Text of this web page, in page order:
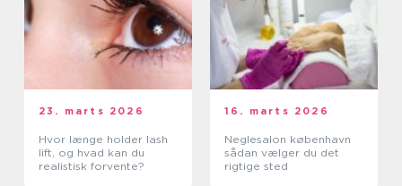
23. marts 2026
Hvor længe holder lash
lift, og hvad kan du
realistisk forvente?
16. marts 2026
Neglesalon københavn
sådan vælger du det
rigtige sted